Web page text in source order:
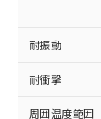
耐振動
耐衝撃
周囲温度範囲
む
鉛
「
*中
Pb(